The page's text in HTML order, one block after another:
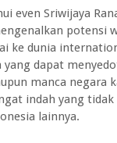
even Sriwijaya
potensi
ke dunia
dapat
manca negara
indah yang
lainnya.